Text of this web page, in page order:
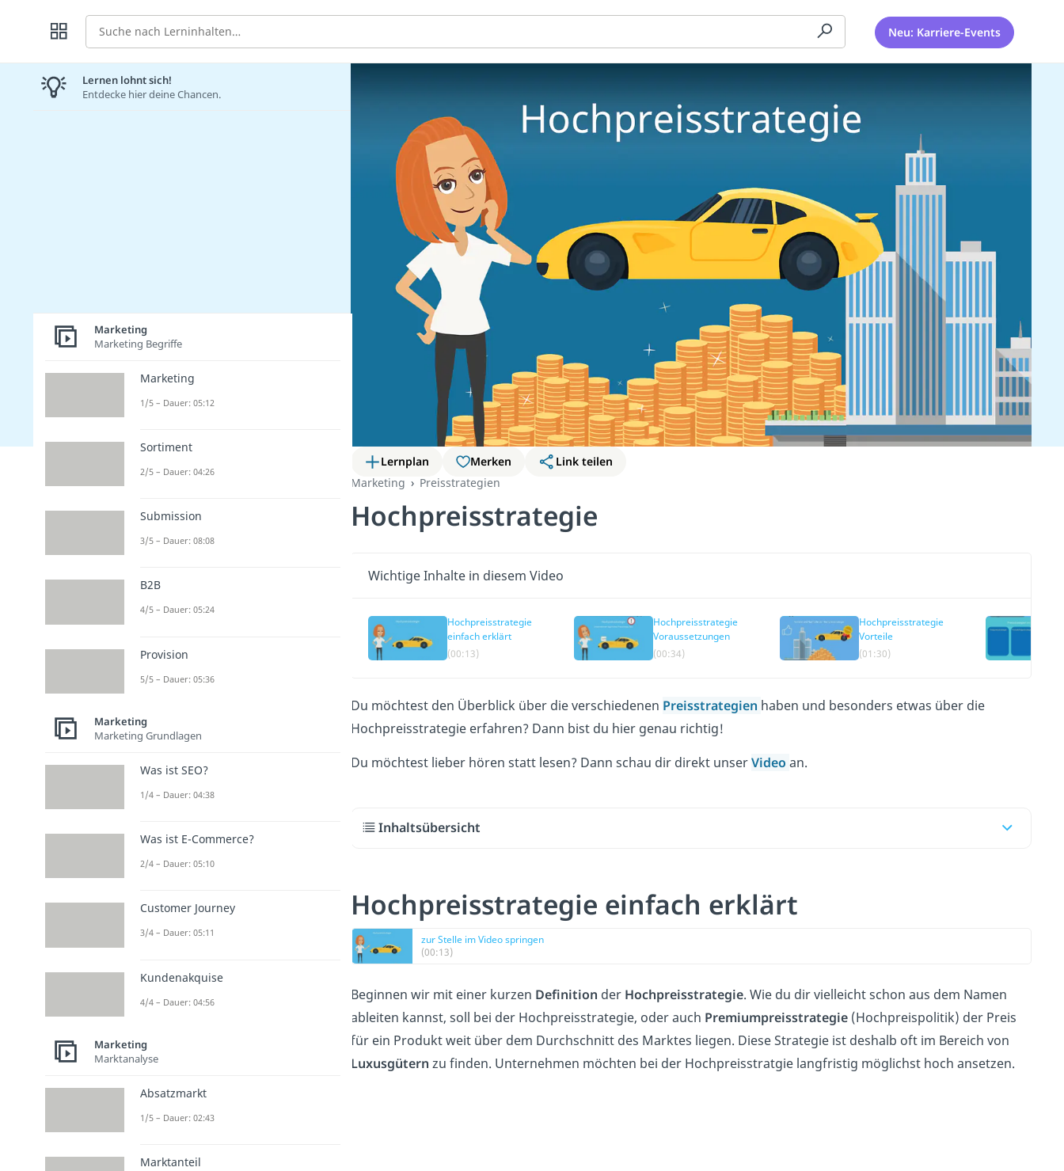
Suche Neu: Karriere-Events
Lernplan Merken
Link teilen
Marketing
Preisstrategien
Hochpreisstrategie
Wichtige Inhalte in diesem Video
Hochpreisstrategie
einfach erklärt
(00:13)
Hochpreisstrategie
Voraussetzungen
(00:34)
Hochpreisstrategie
Vorteile
(01:30)
Du möchtest den Überblick über die verschiedenen Preisstrategien haben und besonders etwas über die
Hochpreisstrategie erfahren? Dann bist du hier genau richtig!
Du möchtest lieber hören statt lesen? Dann schau dir direkt unserVideo an.
Inhaltsübersicht
Hochpreisstrategie einfach erklärt
zur Stelle im Video springen
(00:13)
Beginnen wir mit einer kurzen Definition der Hochpreisstrategie. Wie du dir vielleicht schon aus dem Namen
ableiten kannst, soll bei der Hochpreisstrategie, oder auch Premiumpreisstrategie(Hochpreispolitik) der Preis
für ein Produkt weit über dem Durchschnitt des Marktes liegen. Diese Strategie ist deshalb oft im Bereich von
Luxusgütern zu finden. Unternehmen möchten bei der Hochpreisstratgie langfristig möglichst hoch ansetzen.
Lernen lohnt sich!
Entdecke hier deine Chancen.
Marketing
Marketing Begriffe
Marketing
1/5 – Dauer: 05:12
Sortiment
2/5 – Dauer: 04:26
Submission
3/5 – Dauer: 08:08
B2B
4/5 – Dauer: 05:24
Provision
5/5 – Dauer: 05:36
Marketing
Marketing Grundlagen
Was ist SEO?
1/4 – Dauer: 04:38
Was ist E-Commerce?
2/4 – Dauer: 05:10
Customer Journey
3/4 – Dauer: 05:11
Kundenakquise
4/4 – Dauer: 04:56
Marketing
Marktanalyse
Absatzmarkt
1/5 – Dauer: 02:43
Marktanteil